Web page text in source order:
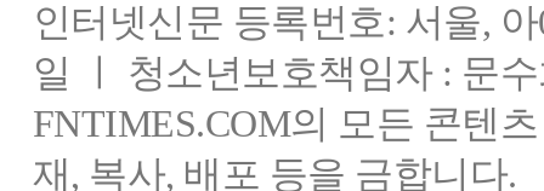
인터넷신문 등록번호: 서울,
일 ㅣ 청소년보호책임자 : 문
FNTIMES.COM의 모든 콘텐
재, 복사, 배포 등을 금합니다.